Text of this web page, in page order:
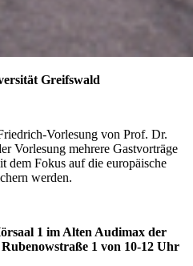
Greifswald
Vorlesung von Prof. Dr.
Vorlesung mehrere Gastvorträge
dem Fokus auf die europäische
werden.
1 im Alten Audimax der
1 von 10-12 Uhr